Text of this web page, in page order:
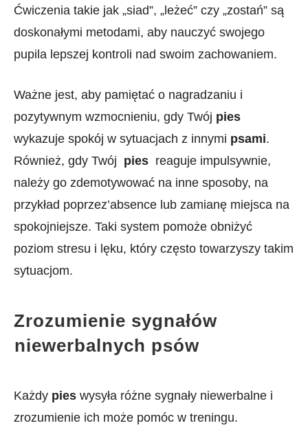
Ćwiczenia takie jak „siad”, ⁢„leżeć” czy⁤ „zostań” ⁢są
doskonałymi metodami, aby nauczyć swojego
pupila lepszej kontroli nad swoim zachowaniem.
Ważne jest, aby pamiętać o nagradzaniu i
pozytywnym wzmocnieniu, gdy Twój pies
wykazuje spokój w sytuacjach z innymi psami.
Również, gdy Twój ‌ pies ⁢ reaguje impulsywnie,⁤
należy go zdemotywować na inne ​sposoby, na
przykład poprzez’absence lub zamianę miejsca na
spokojniejsze. Taki system pomoże obniżyć
poziom stresu i⁤ lęku, który często towarzyszy takim
sytuacjom.
Zrozumienie sygnałów
⁢niewerbalnych psów
Każdy pies wysyła różne sygnały niewerbalne i
zrozumienie ich może pomóc w​ treningu.